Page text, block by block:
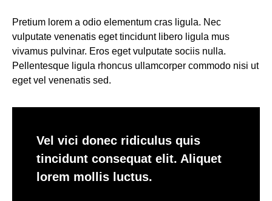
Pretium lorem a odio elementum cras ligula. Nec
vulputate venenatis eget tincidunt libero ligula mus
vivamus pulvinar. Eros eget vulputate sociis nulla.
Pellentesque ligula rhoncus ullamcorper commodo nisi ut
eget vel venenatis sed.
Vel vici donec ridiculus quis
tincidunt consequat elit. Aliquet
lorem mollis luctus.